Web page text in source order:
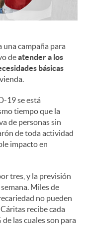
una campaña para
deatender a los
básicas
19 se está
tiempo que la
de personas sin
de toda actividad
impacto en
tres, y la previsión
Miles de
no pueden
recibe cada
de las cuales son para